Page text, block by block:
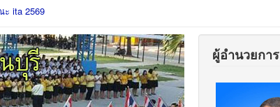
ita 2569
ผู้อำนวยการ